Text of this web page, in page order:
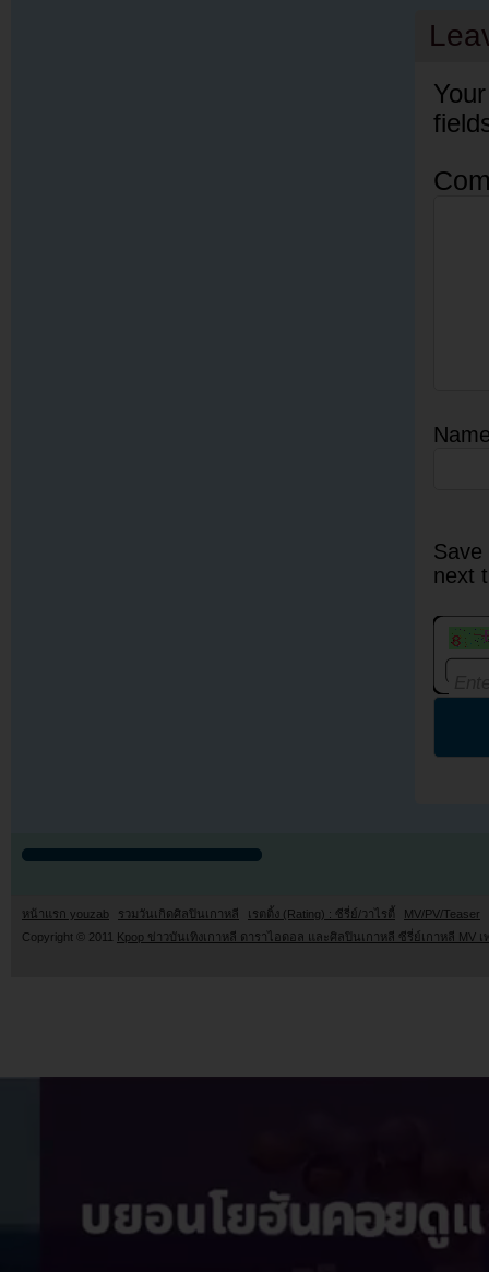
next
หน้าแรก youzab รวมวันเกิดศิลปินเกาหลี เรตติ้ง (Rating) : ซีรี่ย์/วาไรตี้
MV/PV/Teaser
Copyright © 2011 Kpop ข่าวบันเทิงเกาหลี ดาราไอดอล และศิลปินเกาหลี ซีรี่ย์เกาหลี MV